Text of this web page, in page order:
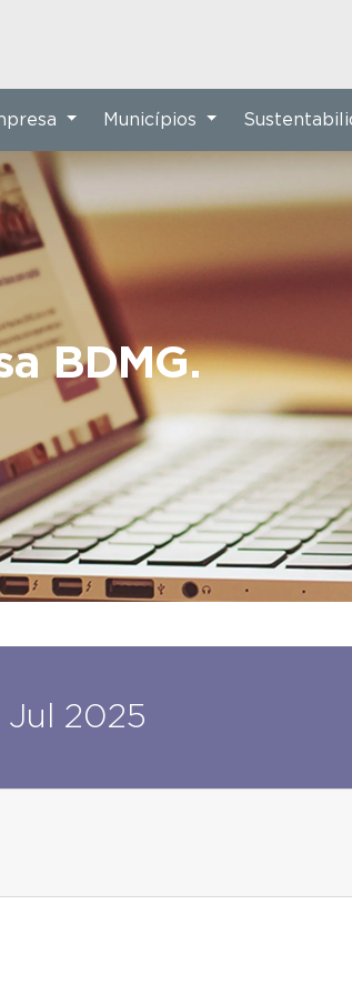
BDMG.
Municípios
Jul 2025